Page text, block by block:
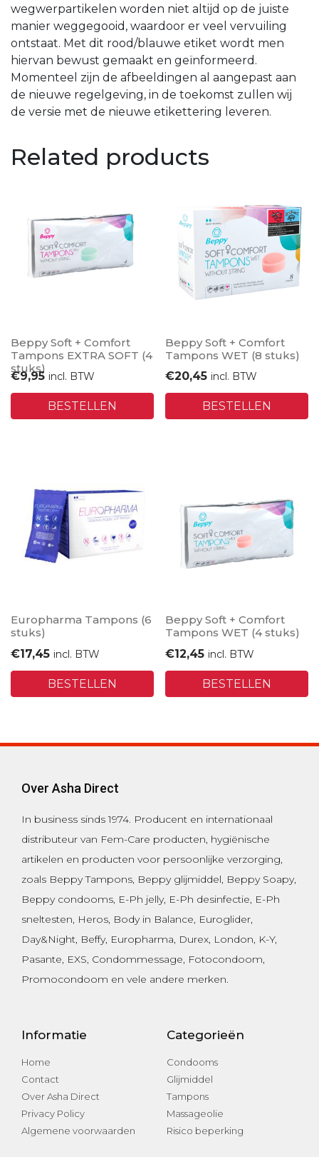
wegwerpartikelen worden niet altijd op de juiste
manier weggegooid, waardoor er veel vervuiling
ontstaat. Met dit rood/blauwe etiket wordt men
hiervan bewust gemaakt en geïnformeerd.
Momenteel zijn de afbeeldingen al aangepast aan
de nieuwe regelgeving, in de toekomst zullen wij
de versie met de nieuwe etikettering leveren.
Related products
Beppy Soft + Comfort
Tampons EXTRA SOFT (4
stuks)
€9,95 incl. BTW
BESTELLEN
Beppy Soft + Comfort
Tampons WET (8 stuks)
€20,45 incl. BTW
BESTELLEN
Europharma Tampons (6
stuks)
€17,45 incl. BTW
BESTELLEN
Beppy Soft + Comfort
Tampons WET (4 stuks)
€12,45 incl. BTW
BESTELLEN
Over Asha Direct
In business sinds 1974. Producent en internationaal
distributeur van Fem-Care producten, hygiënische
artikelen en producten voor persoonlijke verzorging,
zoals Beppy Tampons, Beppy glijmiddel, Beppy Soapy,
Beppy condooms, E-Ph jelly, E-Ph desinfectie, E-Ph
sneltesten, Heros, Body in Balance, Euroglider,
Day&Night, Beffy, Europharma, Durex, London, K-Y,
Pasante, EXS, Condommessage, Fotocondoom,
Promocondoom en vele andere merken.
Informatie
Home
Contact
Over Asha Direct
Privacy Policy
Algemene voorwaarden
Categorieën
Condooms
Glijmiddel
Tampons
Massageolie
Risico beperking